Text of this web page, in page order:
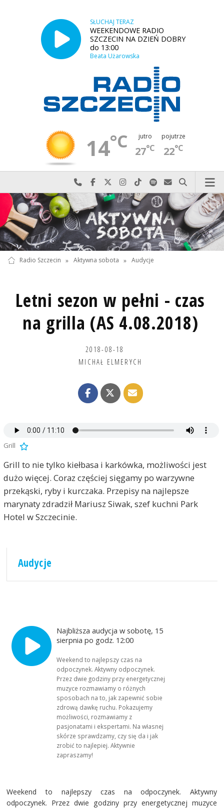
SŁUCHAJ TERAZ
WEEKENDOWE RADIO
SZCZECIN NA DZIEŃ DOBRY
do 13:00
Beata Użarowska
14°C jutro
27°C
pojutrze
22°C
Najlepiej po prostu do nas zadzwoń
Odwiedź nas na Facebook-u
Odwiedź nas na X
Odwiedź nas na Instagram-ie
Odwiedź nas na TikTok-u
Szukaj nas na Spotify
Wyślij do nas
Szukaj
Radio Szczecin » Aktywna sobota » Audycje
Letni sezon w pełni - czas
na grilla (AS 4.08.2018)
2018-08-18
MICHAŁ ELMERYCH
Grill
Grill to nie tylko kiełbasa i karkówka, możliwości jest
dużo więcej. Coraz częściej sięgamy po warzywne
przekąski, ryby i kurczaka. Przepisy na najlepsze
marynaty zdradził Mariusz Siwak, szef kuchni Park
Hotel w Szczecinie.
Audycje
Najbliższa audycja w sobotę, 15
sierpnia po godz. 12:00
Weekend to najlepszy czas na
odpoczynek. Aktywny odpoczynek.
Przez dwie godziny przy energetycznej
muzyce rozmawiamy o różnych
sposobach na to, jak zapewnić sobie
zdrową dawkę ruchu. Pokazujemy
możliwości, rozmawiamy z
pasjonatami i ekspertami. Na własnej
skórze sprawdzamy, czy się da i jak
zrobić to najlepiej. Aktywnie
zapraszamy!
Weekend to najlepszy czas na odpoczynek. Aktywny
odpoczynek. Przez dwie godziny przy energetycznej muzyce